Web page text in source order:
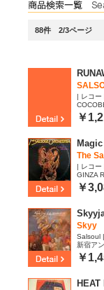
88件 2/3ページ
| レコ
￥
The
| レコ
GINZA
品
￥
Skyy
Salsoul
新宿ア
7￥
HEAT